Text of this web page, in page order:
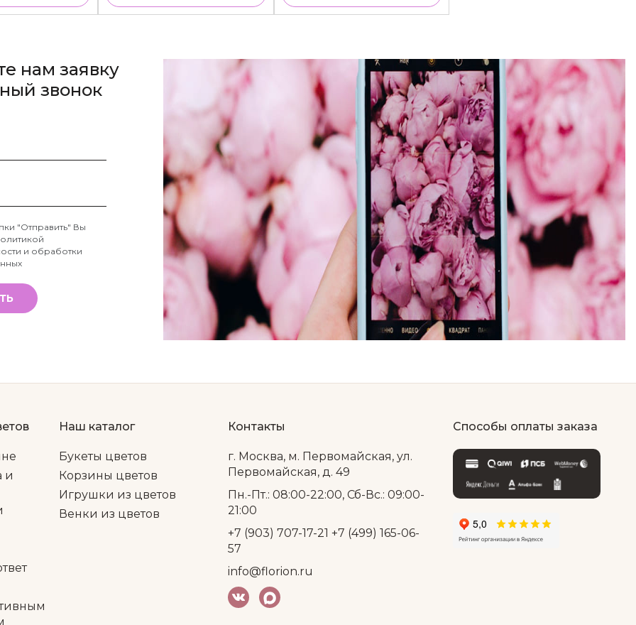
нам заявку
звонок
"Отправить" Вы
и обработки
и
Наш каталог
Букеты цветов
Корзины цветов
Игрушки из цветов
Венки из цветов
Контакты
г. Москва, м. Первомайская, ул.
Первомайская, д. 49
Пн.-Пт.: 08:00-22:00, Сб-Вс.: 09:00-
21:00
+7 (903) 707-17-21 +7 (499) 165-06-
57
info@florion.ru
Способы оплаты заказа